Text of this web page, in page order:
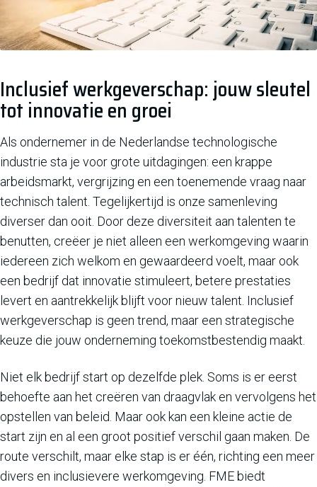
Inclusief werkgeverschap: jouw sleutel
tot innovatie en groei
Als ondernemer in de Nederlandse technologische
industrie sta je voor grote uitdagingen: een krappe
arbeidsmarkt, vergrijzing en een toenemende vraag naar
technisch talent. Tegelijkertijd is onze samenleving
diverser dan ooit. Door deze diversiteit aan talenten te
benutten, creëer je niet alleen een werkomgeving waarin
iedereen zich welkom en gewaardeerd voelt, maar ook
een bedrijf dat innovatie stimuleert, betere prestaties
levert en aantrekkelijk blijft voor nieuw talent. Inclusief
werkgeverschap is geen trend, maar een strategische
keuze die jouw onderneming toekomstbestendig maakt.
Niet elk bedrijf start op dezelfde plek. Soms is er eerst
behoefte aan het creëren van draagvlak en vervolgens het
opstellen van beleid. Maar ook kan een kleine actie de
start zijn en al een groot positief verschil gaan maken. De
route verschilt, maar elke stap is er één, richting een meer
divers en inclusievere werkomgeving. FME biedt